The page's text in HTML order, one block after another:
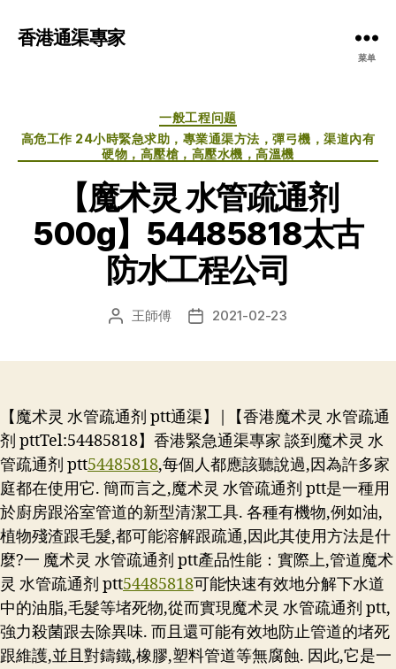
香港通渠專家
菜单
分
类
一般工程问题
高危工作 24小時緊急求助，專業通渠方法，彈弓機，渠道內有
硬物，高壓槍，高壓水機，高溫機
【魔术灵 水管疏通剂
500g】54485818太古
防水工程公司
文 王師傅
发 2021-02-23
【魔术灵 水管疏通剂 ptt通渠】|【香港魔术灵 水管疏通
剂 pttTel:54485818】香港緊急通渠專家 談到魔术灵 水
管疏通剂 ptt54485818,每個人都應該聽說過,因為許多家
庭都在使用它. 簡而言之,魔术灵 水管疏通剂 ptt是一種用
於廚房跟浴室管道的新型清潔工具. 各種有機物,例如油,
植物殘渣跟毛髮,都可能溶解跟疏通,因此其使用方法是什
麼?一 魔术灵 水管疏通剂 ptt產品性能：實際上,管道魔术
灵 水管疏通剂 ptt54485818可能快速有效地分解下水道
中的油脂,毛髮等堵死物,從而實現魔术灵 水管疏通剂 ptt,
強力殺菌跟去除異味. 而且還可能有效地防止管道的堵死
跟維護,並且對鑄鐵,橡膠,塑料管道等無腐蝕. 因此,它是一